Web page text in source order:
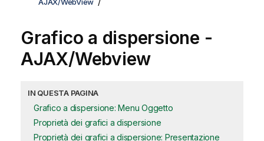
Grafico a dispersione -
AJAX/Webview
IN QUESTA PAGINA
Grafico a dispersione: Menu Oggetto
Proprietà dei grafici a dispersione
Proprietà dei grafici a dispersione: Presentazione